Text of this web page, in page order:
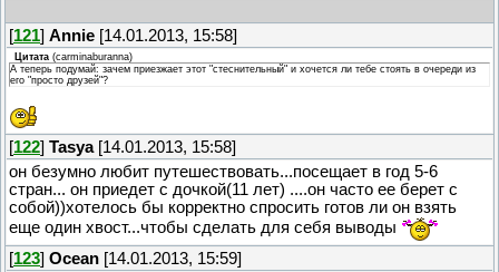
[121] Annie [14.01.2013, 15:58]
Цитата (carminaburanna)
А теперь подумай: зачем приезжает этот "стеснительный" и хочется ли тебе стоять в очереди из
его "просто друзей"?
[122] Tasya[14.01.2013, 15:58]
он безумно любит путешествовать...посещает в год 5-6
стран... он приедет с дочкой(11 лет) ....он часто ее берет с
собой))хотелось бы корректно спросить готов ли он взять
еще один хвост...чтобы сделать для себя выводы
[123] Ocean [14.01.2013, 15:59]